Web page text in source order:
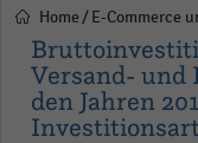
Home E-Commerce
Versand- und
den Jahren